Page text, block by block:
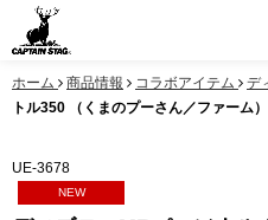
ホーム 商品情報 コラボアイテム デ
トル350 （くまのプーさん／ファーム）
UE-3678
NEW